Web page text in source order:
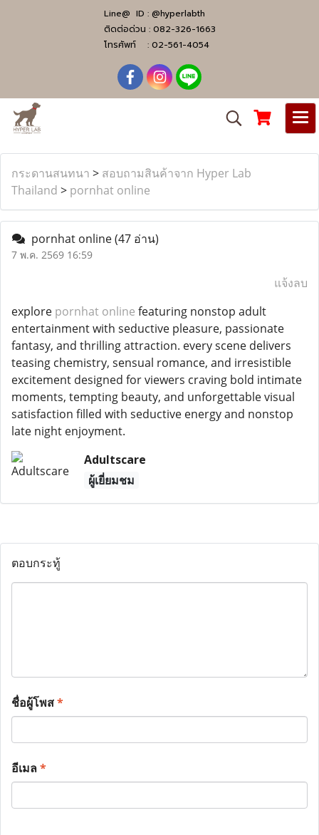
Line@ ID : @hyperlabth
ติดต่อด่วน : 082-326-1663
โทรศัพท์ : 02-561-4054
กระดานสนทนา > สอบถามสินค้าจาก Hyper Lab
Thailand > pornhat online
pornhat online(47 อ่าน)
7 พ.ค. 2569 16:59
แจ้งลบ
explore pornhat online featuring nonstop adult
entertainment with seductive pleasure, passionate
fantasy, and thrilling attraction. every scene delivers
teasing chemistry, sensual romance, and irresistible
excitement designed for viewers craving bold intimate
moments, tempting beauty, and unforgettable visual
satisfaction filled with seductive energy and nonstop
late night enjoyment.
Adultscare
ผู้เยี่ยมชม
ตอบกระทู้
ชื่อผู้โพส*
อีเมล*